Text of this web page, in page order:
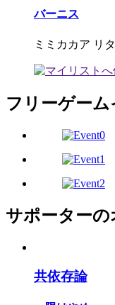
バーニス
ミミカカア リ
フリーゲーム
サポーター
共依存論